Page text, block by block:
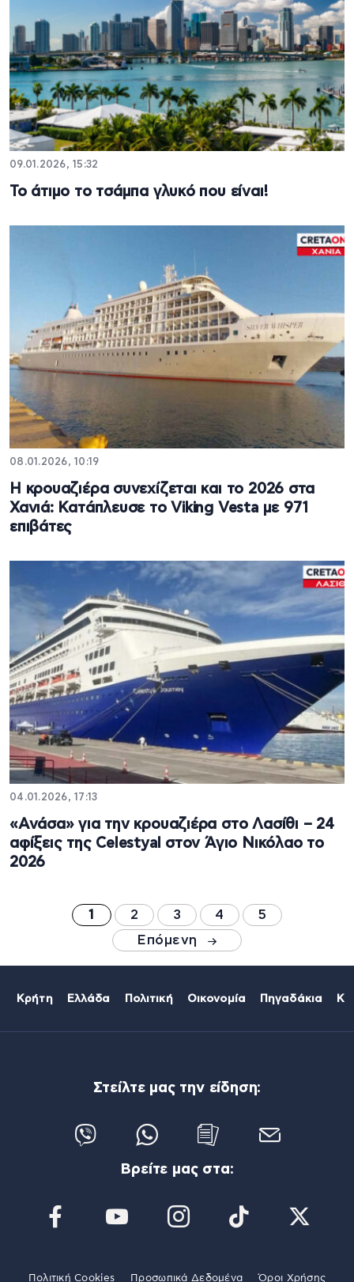
09.01.2026, 15:32
Το άτιμο το τσάμπα γλυκό που είναι!
08.01.2026, 10:19
Η κρουαζιέρα συνεχίζεται και το 2026 στα
Χανιά: Κατάπλευσε το Viking Vesta με 971
επιβάτες
04.01.2026, 17:13
«Ανάσα» για την κρουαζιέρα στο Λασίθι – 24
αφίξεις της Celestyal στον Άγιο Νικόλαο το
2026
1 2 3 4
5
Επόμενη
Κρήτη Ελλάδα Πολιτική Οικονομία Πηγαδάκια
Στείλτε μας την είδηση:
Βρείτε μας στα:
Πολιτική Cookies Προσωπικά Δεδομένα Όροι Χρήσης